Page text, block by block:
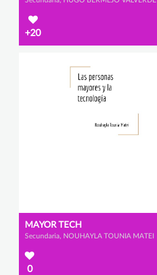
+20
MAYOR TECH
Secundaria, NOUHAYLA TOUNIA MATEI
0